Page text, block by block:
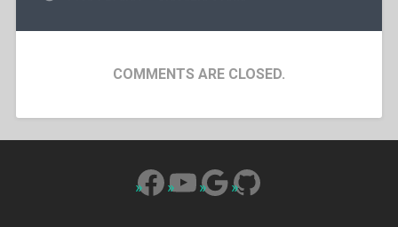
COMMENTS ARE CLOSED.
Facebook
YouTube
Google
GitHub